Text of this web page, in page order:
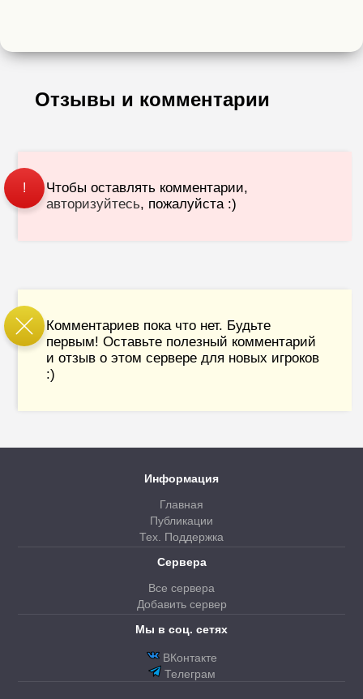
Отзывы и комментарии
!
Чтобы оставлять комментарии,
авторизуйтесь, пожалуйста :)
Комментариев пока что нет. Будьте
первым! Оставьте полезный комментарий
и отзыв о этом сервере для новых игроков
:)
Информация
Главная
Публикации
Тех. Поддержка
Сервера
Все сервера
Добавить сервер
Мы в соц. сетях
ВКонтакте
Телеграм